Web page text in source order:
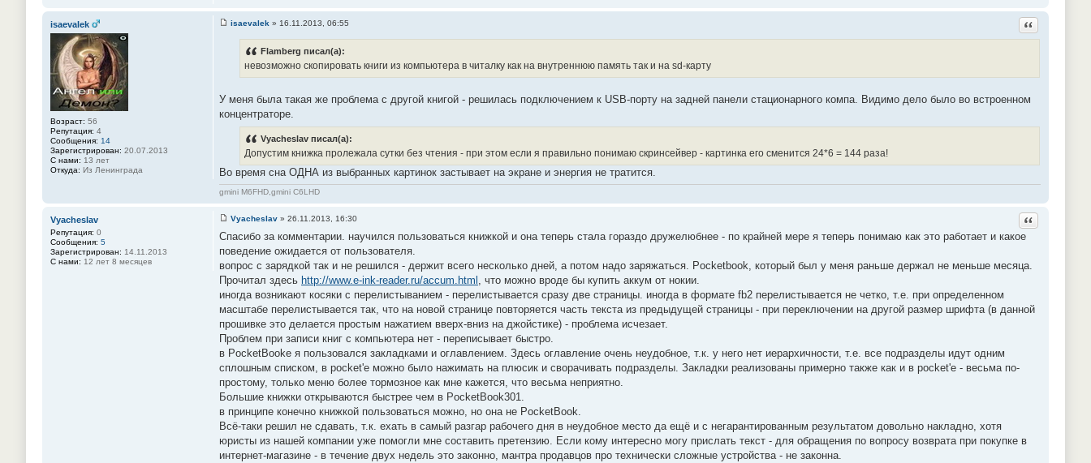
isaevalek
Возраст: 56
Репутация: 4
Сообщения: 14
Зарегистрирован: 20.07.2013
С нами: 13 лет
Откуда: Из Ленинграда
Ответить с
и
#
isaevalek » 16.11.2013, 06:55
Flamberg писал(а):
невозможно скопировать книги из компьютера в читалку как на внутреннюю память так и на sd-карту
У меня была такая же проблема с другой книгой - решилась подключением к USB-порту на задней панели стационарного компа. Видимо дело было во встроенном
концентраторе.
Vyacheslav писал(а):
Допустим книжка пролежала сутки без чтения - при этом если я правильно понимаю скринсейвер - картинка его сменится 24*6 = 144 раза!
Во время сна ОДНА из выбранных картинок застывает на экране и энергия не тратится.
gmini M6FHD,gmini C6LHD
Vyacheslav
Репутация: 0
Сообщения: 5
Зарегистрирован: 14.11.2013
С нами: 12 лет 8 месяцев
Ответить с
о
б
щ
н
и
#
1
8
Vyacheslav » 26.11.2013, 16:30
Спасибо за комментарии. научился пользоваться книжкой и она теперь стала гораздо дружелюбнее - по крайней мере я теперь понимаю как это работает и какое
поведение ожидается от пользователя.
вопрос с зарядкой так и не решился - держит всего несколько дней, а потом надо заряжаться. Pocketbook, который был у меня раньше держал не меньше месяца.
Прочитал здесь http://www.e-ink-reader.ru/accum.html , что можно вроде бы купить аккум от нокии.
иногда возникают косяки с перелистыванием - перелистывается сразу две страницы. иногда в формате fb2 перелистывается не четко, т.е. при определенном
масштабе перелистывается так, что на новой странице повторяется часть текста из предыдущей страницы - при переключении на другой размер шрифта (в данной
прошивке это делается простым нажатием вверх-вниз на джойстике) - проблема исчезает.
Проблем при записи книг с компьютера нет - переписывает быстро.
в PocketBooke я пользовался закладками и оглавлением. Здесь оглавление очень неудобное, т.к. у него нет иерархичности, т.е. все подразделы идут одним
сплошным списком, в pocket'e можно было нажимать на плюсик и сворачивать подразделы. Закладки реализованы примерно также как и в pocket'е - весьма по-
простому, только меню более тормозное как мне кажется, что весьма неприятно.
Большие книжки открываются быстрее чем в PocketBook301.
в принципе конечно книжкой пользоваться можно, но она не PocketBook.
Всё-таки решил не сдавать, т.к. ехать в самый разгар рабочего дня в неудобное место да ещё и с негарантированным результатом довольно накладно, хотя
юристы из нашей компании уже помогли мне составить претензию. Если кому интересно могу прислать текст - для обращения по вопросу возврата при покупке в
интернет-магазине - в течение двух недель это законно, мантра продавцов про технически сложные устройства - не законна.